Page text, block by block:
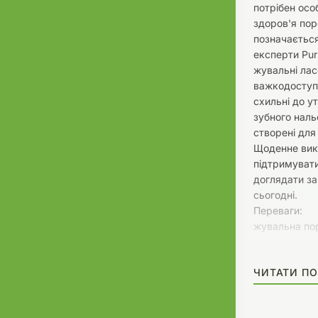
потрібен
здоров'я
експерти
жувальні
схильні до
зубного
створені
Щоденне
доглядати
сьогодні.
Переваги:
жувальна
каменю;
сприяє
ЧИТАТИ